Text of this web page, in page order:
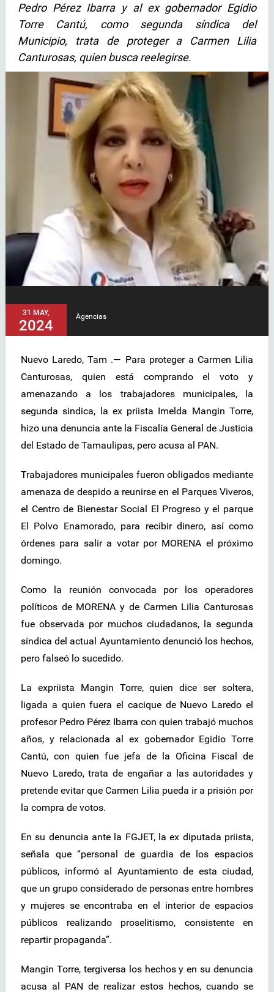
Pedro Pérez Ibarra y al ex gobernador Egidio
Torre Cantú, como segunda síndica del
Municipio, trata de proteger a Carmen Lilia
Canturosas, quien busca reelegirse.
31 MAY,
2024
Agencias
Nuevo Laredo, Tam .— Para proteger a Carmen Lilia
Canturosas, quien está comprando el voto y
amenazando a los trabajadores municipales, la
segunda sindica, la ex priista Imelda Mangin Torre,
hizo una denuncia ante la Fiscalía General de Justicia
del Estado de Tamaulipas, pero acusa al PAN.
Trabajadores municipales fueron obligados mediante
amenaza de despido a reunirse en el Parques Viveros,
el Centro de Bienestar Social El Progreso y el parque
El Polvo Enamorado, para recibir dinero, así como
órdenes para salir a votar por MORENA el próximo
domingo.
Como la reunión convocada por los operadores
políticos de MORENA y de Carmen Lilia Canturosas
fue observada por muchos ciudadanos, la segunda
síndica del actual Ayuntamiento denunció los hechos,
pero falseó lo sucedido.
La expriista Mangin Torre, quien dice ser soltera,
ligada a quien fuera el cacique de Nuevo Laredo el
profesor Pedro Pérez Ibarra con quien trabajó muchos
años, y relacionada al ex gobernador Egidio Torre
Cantú, con quien fue jefa de la Oficina Fiscal de
Nuevo Laredo, trata de engañar a las autoridades y
pretende evitar que Carmen Lilia pueda ir a prisión por
la compra de votos.
En su denuncia ante la FGJET, la ex diputada priista,
señala que “personal de guardia de los espacios
públicos, informó al Ayuntamiento de esta ciudad,
que un grupo considerado de personas entre hombres
y mujeres se encontraba en el interior de espacios
públicos realizando proselitismo, consistente en
repartir propaganda”.
Mangin Torre, tergiversa los hechos y en su denuncia
acusa al PAN de realizar estos hechos, cuando se